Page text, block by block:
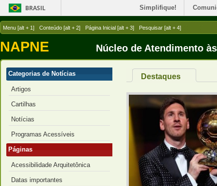
BRASIL Simplifique!
Menu [alt + 1] Conteúdo [alt + 2] Página Inicial [alt + 3] Pesquisar [alt + 4]
NAPNE Núcleo de Atendimento
Destaques
Categorias de Notícias
Artigos
Cartilhas
Notícias
Programas Acessíveis
Páginas
Acessibilidade Arquitetônica
Datas importantes